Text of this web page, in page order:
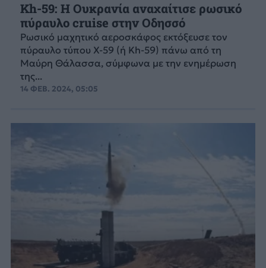
Kh-59: Η Ουκρανία αναχαίτισε ρωσικό
πύραυλο cruise στην Οδησσό
Ρωσικό μαχητικό αεροσκάφος εκτόξευσε τον
πύραυλο τύπου X-59 (ή Kh-59) πάνω από τη
Μαύρη Θάλασσα, σύμφωνα με την ενημέρωση
της...
14 ΦΕΒ. 2024, 05:05